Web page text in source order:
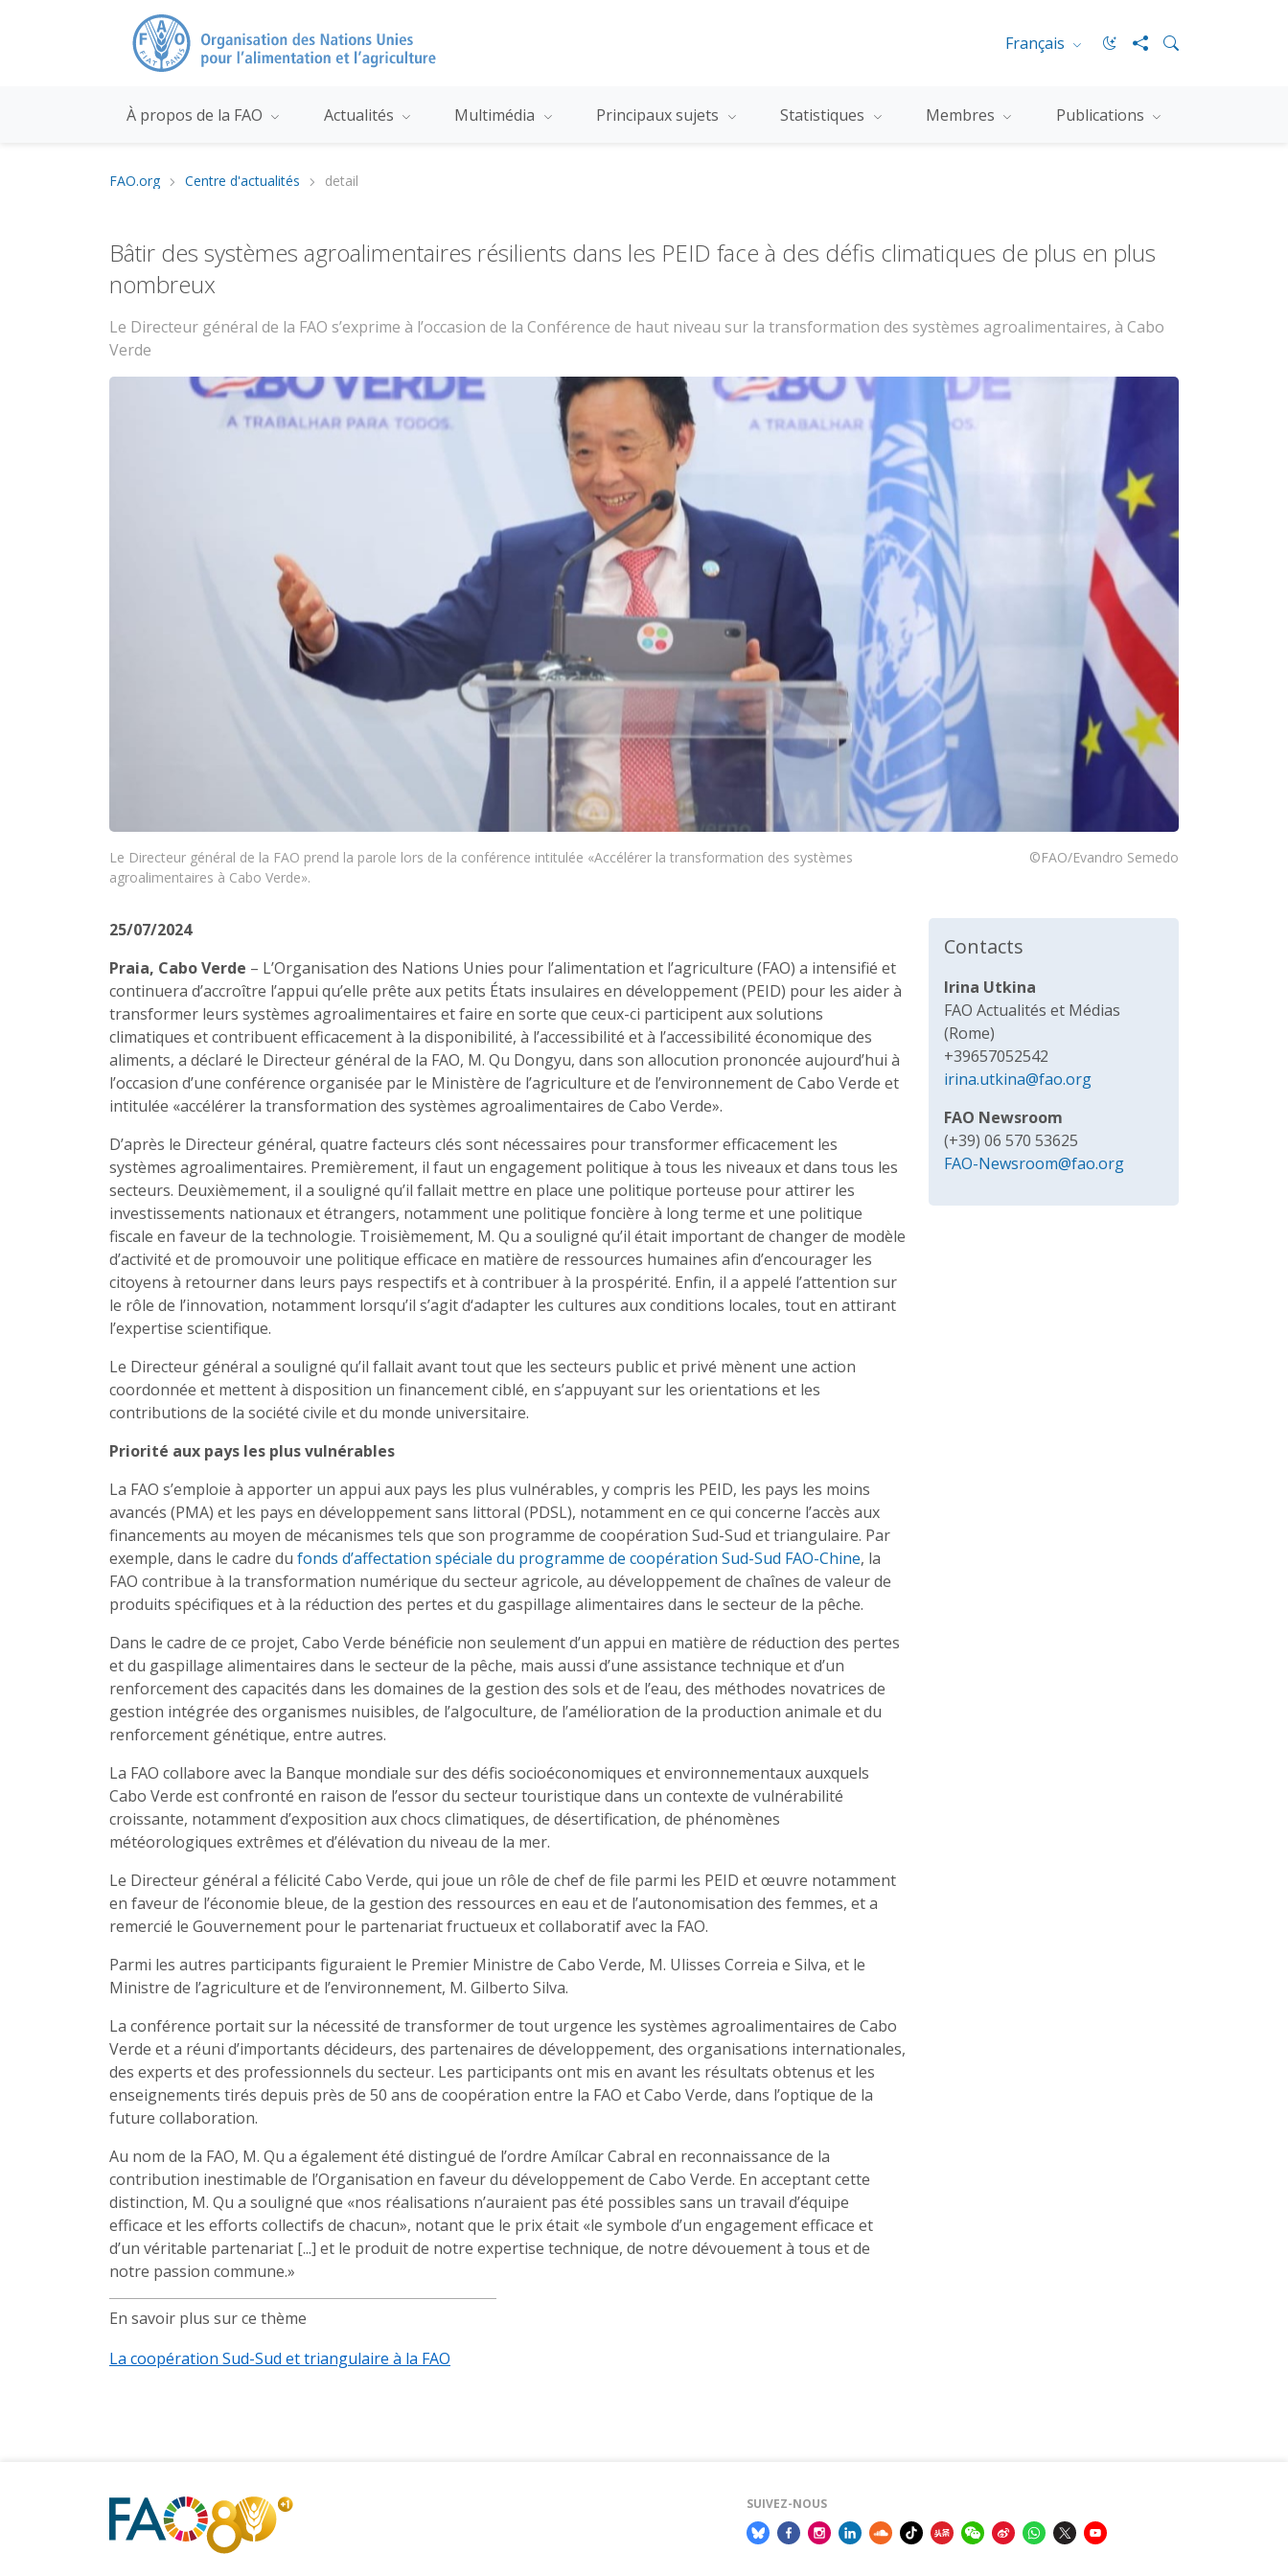
Français
À propos de la FAO Actualités Multimédia Principaux sujets Statistiques Membres Publications
FAO.org Centre d'actualités detail
Bâtir des systèmes agroalimentaires résilients dans les PEID face à des défis climatiques de plus en plus
nombreux
Le Directeur général de la FAO s’exprime à l’occasion de la Conférence de haut niveau sur la transformation des systèmes agroalimentaires, à Cabo
Verde
Le Directeur général de la FAO prend la parole lors de la conférence intitulée «Accélérer la transformation des systèmes
agroalimentaires à Cabo Verde».
©FAO/Evandro Semedo
25/07/2024
Praia, Cabo Verde – L’Organisation des Nations Unies pour l’alimentation et l’agriculture (FAO) a intensifié et
continuera d’accroître l’appui qu’elle prête aux petits États insulaires en développement (PEID) pour les aider à
transformer leurs systèmes agroalimentaires et faire en sorte que ceux-ci participent aux solutions
climatiques et contribuent efficacement à la disponibilité, à l’accessibilité et à l’accessibilité économique des
aliments, a déclaré le Directeur général de la FAO, M. Qu Dongyu, dans son allocution prononcée aujourd’hui à
l’occasion d’une conférence organisée par le Ministère de l’agriculture et de l’environnement de Cabo Verde et
intitulée «accélérer la transformation des systèmes agroalimentaires de Cabo Verde».
D’après le Directeur général, quatre facteurs clés sont nécessaires pour transformer efficacement les
systèmes agroalimentaires. Premièrement, il faut un engagement politique à tous les niveaux et dans tous les
secteurs. Deuxièmement, il a souligné qu’il fallait mettre en place une politique porteuse pour attirer les
investissements nationaux et étrangers, notamment une politique foncière à long terme et une politique
fiscale en faveur de la technologie. Troisièmement, M. Qu a souligné qu’il était important de changer de modèle
d’activité et de promouvoir une politique efficace en matière de ressources humaines afin d’encourager les
citoyens à retourner dans leurs pays respectifs et à contribuer à la prospérité. Enfin, il a appelé l’attention sur
le rôle de l’innovation, notamment lorsqu’il s’agit d‘adapter les cultures aux conditions locales, tout en attirant
l’expertise scientifique.
Le Directeur général a souligné qu’il fallait avant tout que les secteurs public et privé mènent une action
coordonnée et mettent à disposition un financement ciblé, en s’appuyant sur les orientations et les
contributions de la société civile et du monde universitaire.
Priorité aux pays les plus vulnérables
La FAO s’emploie à apporter un appui aux pays les plus vulnérables, y compris les PEID, les pays les moins
avancés (PMA) et les pays en développement sans littoral (PDSL), notamment en ce qui concerne l’accès aux
financements au moyen de mécanismes tels que son programme de coopération Sud-Sud et triangulaire. Par
exemple, dans le cadre du fonds d’affectation spéciale du programme de coopération Sud-Sud FAO-Chine, la
FAO contribue à la transformation numérique du secteur agricole, au développement de chaînes de valeur de
produits spécifiques et à la réduction des pertes et du gaspillage alimentaires dans le secteur de la pêche.
Dans le cadre de ce projet, Cabo Verde bénéficie non seulement d’un appui en matière de réduction des pertes
et du gaspillage alimentaires dans le secteur de la pêche, mais aussi d’une assistance technique et d’un
renforcement des capacités dans les domaines de la gestion des sols et de l’eau, des méthodes novatrices de
gestion intégrée des organismes nuisibles, de l’algoculture, de l’amélioration de la production animale et du
renforcement génétique, entre autres.
La FAO collabore avec la Banque mondiale sur des défis socioéconomiques et environnementaux auxquels
Cabo Verde est confronté en raison de l’essor du secteur touristique dans un contexte de vulnérabilité
croissante, notamment d’exposition aux chocs climatiques, de désertification, de phénomènes
météorologiques extrêmes et d’élévation du niveau de la mer.
Le Directeur général a félicité Cabo Verde, qui joue un rôle de chef de file parmi les PEID et œuvre notamment
en faveur de l’économie bleue, de la gestion des ressources en eau et de l’autonomisation des femmes, et a
remercié le Gouvernement pour le partenariat fructueux et collaboratif avec la FAO.
Parmi les autres participants figuraient le Premier Ministre de Cabo Verde, M. Ulisses Correia e Silva, et le
Ministre de l’agriculture et de l’environnement, M. Gilberto Silva.
La conférence portait sur la nécessité de transformer de tout urgence les systèmes agroalimentaires de Cabo
Verde et a réuni d’importants décideurs, des partenaires de développement, des organisations internationales,
des experts et des professionnels du secteur. Les participants ont mis en avant les résultats obtenus et les
enseignements tirés depuis près de 50 ans de coopération entre la FAO et Cabo Verde, dans l’optique de la
future collaboration.
Au nom de la FAO, M. Qu a également été distingué de l’ordre Amílcar Cabral en reconnaissance de la
contribution inestimable de l’Organisation en faveur du développement de Cabo Verde. En acceptant cette
distinction, M. Qu a souligné que «nos réalisations n’auraient pas été possibles sans un travail d’équipe
efficace et les efforts collectifs de chacun», notant que le prix était «le symbole d’un engagement efficace et
d’un véritable partenariat [...] et le produit de notre expertise technique, de notre dévouement à tous et de
notre passion commune.»
En savoir plus sur ce thème
La coopération Sud-Sud et triangulaire à la FAO
Contacts
Irina Utkina
FAO Actualités et Médias
(Rome)
+39657052542
irina.utkina@fao.org
FAO Newsroom
(+39) 06 570 53625
FAO-Newsroom@fao.org
SUIVEZ-NOUS